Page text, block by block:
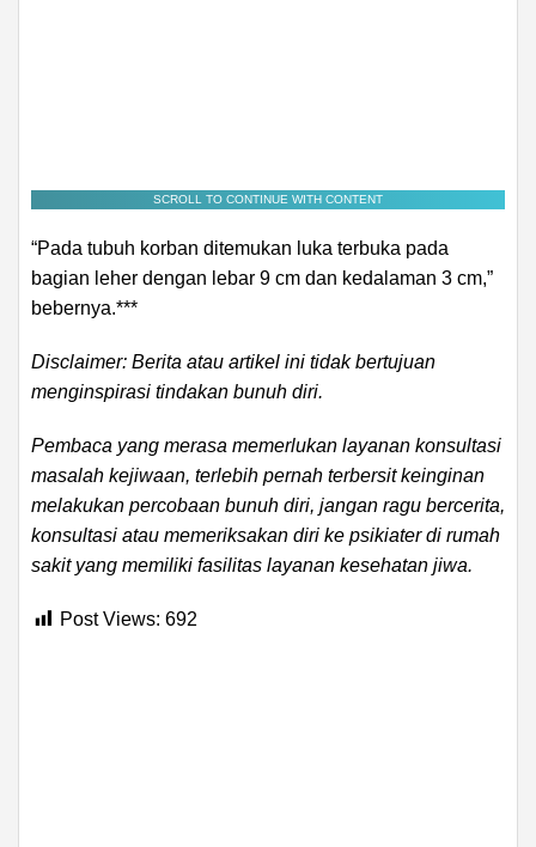
SCROLL TO CONTINUE WITH CONTENT
“Pada tubuh korban ditemukan luka terbuka pada
bagian leher dengan lebar 9 cm dan kedalaman 3 cm,”
bebernya.***
Disclaimer: Berita atau artikel ini tidak bertujuan
menginspirasi tindakan bunuh diri.
Pembaca yang merasa memerlukan layanan konsultasi
masalah kejiwaan, terlebih pernah terbersit keinginan
melakukan percobaan bunuh diri, jangan ragu bercerita,
konsultasi atau memeriksakan diri ke psikiater di rumah
sakit yang memiliki fasilitas layanan kesehatan jiwa.
Post Views: 692